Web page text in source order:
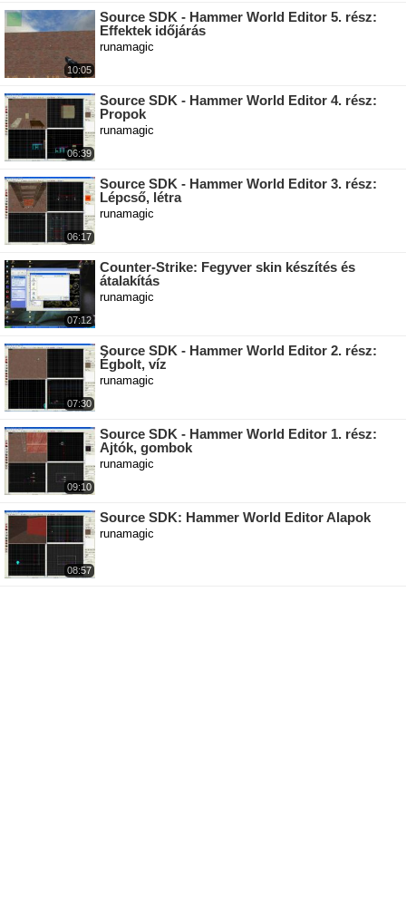
10:05
Source SDK - Hammer World Editor 5. rész:
Effektek időjárás
runamagic
06:39
Source SDK - Hammer World Editor 4. rész:
Propok
runamagic
06:17
Source SDK - Hammer World Editor 3. rész:
Lépcső, létra
runamagic
07:12
Counter-Strike: Fegyver skin készítés és
átalakítás
runamagic
07:30
Source SDK - Hammer World Editor 2. rész:
Égbolt, víz
runamagic
09:10
Source SDK - Hammer World Editor 1. rész:
Ajtók, gombok
runamagic
08:57
Source SDK: Hammer World Editor Alapok
runamagic